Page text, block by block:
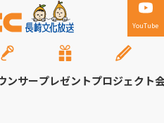
YouTube
ンサープレゼントプロジェクト